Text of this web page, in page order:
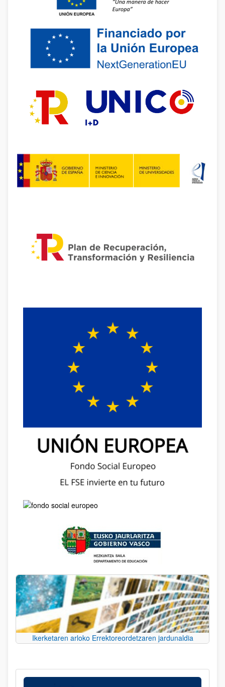
Ikerketaren arloko Errektoreordetzaren jardunaldia